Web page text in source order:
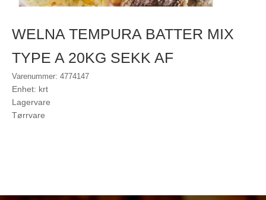
WELNA TEMPURA BATTER MIX
TYPE A 20KG SEKK AF
Varenummer: 4774147
Enhet: krt
Lagervare
Tørrvare